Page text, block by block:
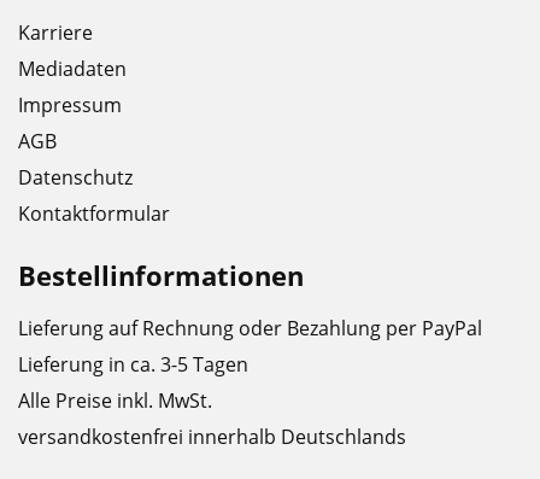
Karriere
Mediadaten
Impressum
AGB
Datenschutz
Kontaktformular
Bestellinformationen
Lieferung auf Rechnung oder Bezahlung per PayPal
Lieferung in ca. 3-5 Tagen
Alle Preise inkl. MwSt.
versandkostenfrei innerhalb Deutschlands